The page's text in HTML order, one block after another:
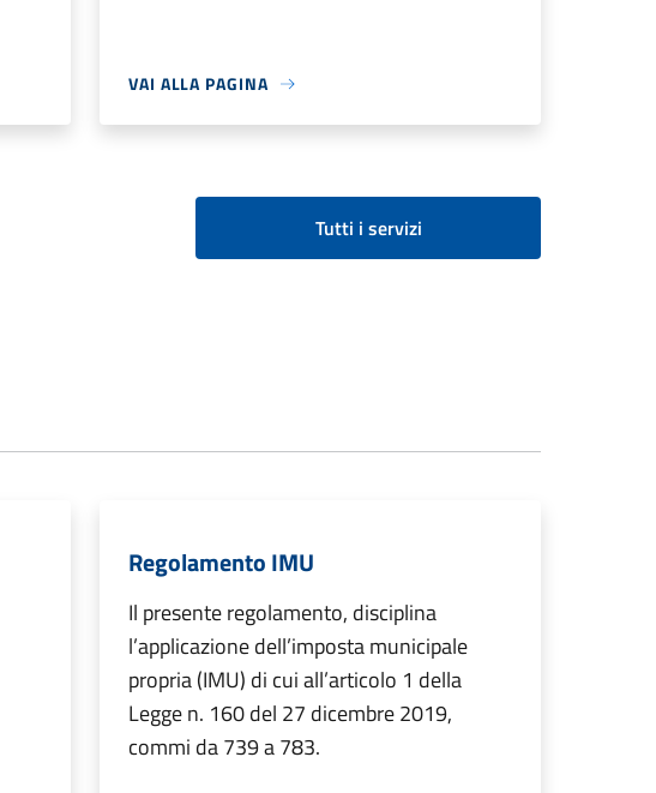
VAI ALLA PAGINA
Tutti i servizi
Regolamento IMU
Il presente regolamento, disciplina
l’applicazione dell’imposta municipale
propria (IMU) di cui all’articolo 1 della
Legge n. 160 del 27 dicembre 2019,
commi da 739 a 783.